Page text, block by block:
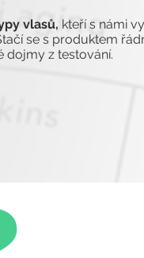
vlasů, kteří s námi
se s produktem
dojmy z testování.